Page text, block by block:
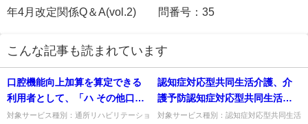
年4月改定関係Q＆A(vol.2) 問番号：35
こんな記事も読まれています
口腔機能向上加算を算定できる
利用者として、「ハ その他口腔
機能の低下している者又はその
対象サービス種別：通所リハビリテーショ
認知症対応型共同生活介護、介
護予防認知症対応型共同生活介
護、小規模多機能型居宅介護及
対象サービス種別：認知症対応型共同生活